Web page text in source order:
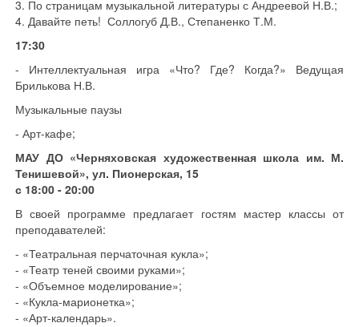
3. По страницам музыкальной литературы с Андреевой Н.В.;
4. Давайте петь! Соллогуб Д.В., Степаненко Т.М.
17:30
- Интеллектуальная игра «Что? Где? Когда?» Ведущая
Брилькова Н.В.
Музыкальные паузы
- Арт-кафе;
МАУ ДО «Черняховская художественная школа им. М.
Тенишевой», ул. Пионерская, 15
с 18:00 - 20:00
В своей программе предлагает гостям мастер классы от
преподавателей:
- «Театральная перчаточная кукла»;
- «Театр теней своими руками»;
- «Объемное моделирование»;
- «Кукла-марионетка»;
- «Арт-календарь».